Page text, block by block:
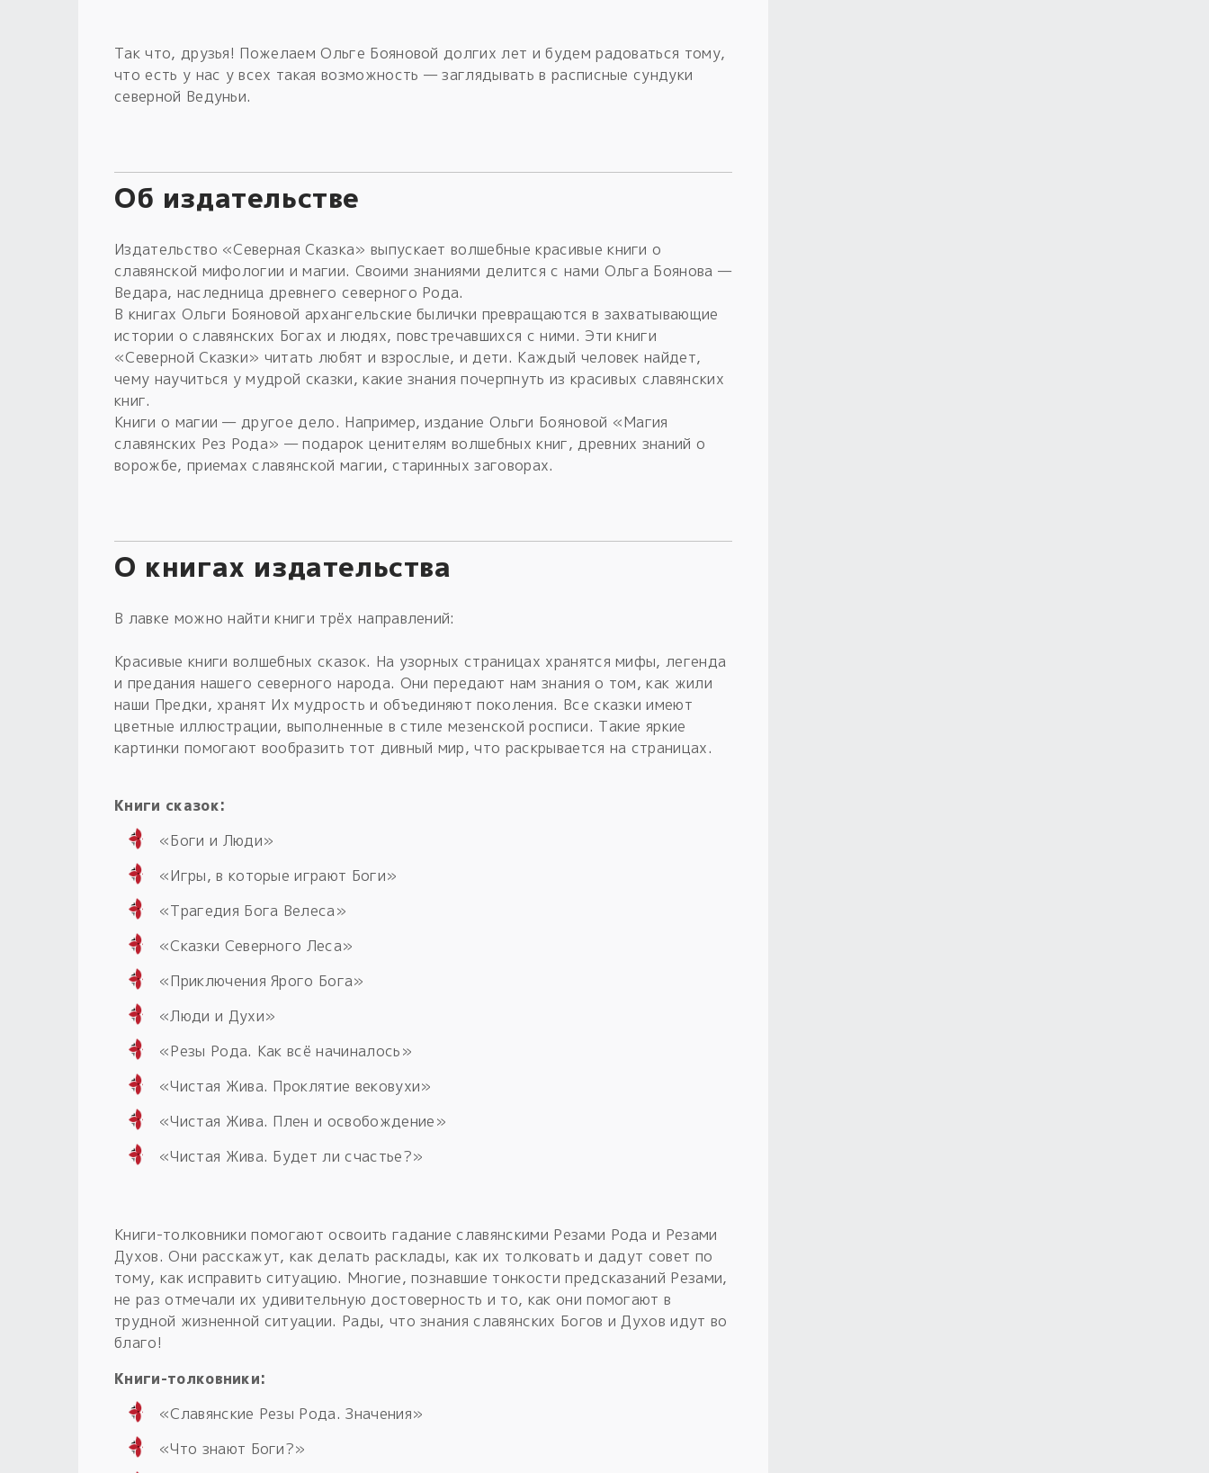
Так что, друзья! Пожелаем Ольге Бояновой долгих лет и будем радоваться тому,
что есть у нас у всех такая возможность — заглядывать в расписные сундуки
северной Ведуньи.
Об издательстве
Издательство «Северная Cказка» выпускает волшебные красивые книги о
славянской мифологии и магии. Своими знаниями делится с нами Ольга Боянова —
Ведара, наследница древнего северного Рода.
В книгах Ольги Бояновой архангельские былички превращаются в захватывающие
истории о славянских Богах и людях, повстречавшихся с ними. Эти книги
«Северной Сказки» читать любят и взрослые, и дети. Каждый человек найдет,
чему научиться у мудрой сказки, какие знания почерпнуть из красивых славянских
книг.
Книги о магии — другое дело. Например, издание Ольги Бояновой «Магия
славянских Рез Рода» — подарок ценителям волшебных книг, древних знаний о
ворожбе, приемах славянской магии, старинных заговорах.
О книгах издательства
В лавке можно найти книги трёх направлений:
Красивые книги волшебных сказок. На узорных страницах хранятся мифы, легенда
и предания нашего северного народа. Они передают нам знания о том, как жили
наши Предки, хранят Их мудрость и объединяют поколения. Все сказки имеют
цветные иллюстрации, выполненные в стиле мезенской росписи. Такие яркие
картинки помогают вообразить тот дивный мир, что раскрывается на страницах.
Книги сказок:
«Боги и Люди»
«Игры, в которые играют Боги»
«Трагедия Бога Велеса»
«Сказки Северного Леса»
«Приключения Ярого Бога»
«Люди и Духи»
«Резы Рода. Как всё начиналось»
«Чистая Жива. Проклятие вековухи»
«Чистая Жива. Плен и освобождение»
«Чистая Жива. Будет ли счастье?»
Книги-толковники помогают освоить гадание славянскими Резами Рода и Резами
Духов. Они расскажут, как делать расклады, как их толковать и дадут совет по
тому, как исправить ситуацию. Многие, познавшие тонкости предсказаний Резами,
не раз отмечали их удивительную достоверность и то, как они помогают в
трудной жизненной ситуации. Рады, что знания славянских Богов и Духов идут во
благо!
Книги-толковники:
«Славянские Резы Рода. Значения»
«Что знают Боги?»